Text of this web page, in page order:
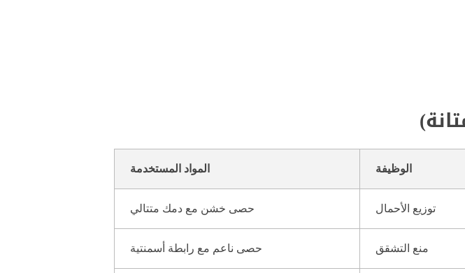
الوظيفة المواد المستخدمة
توزيع الأحمال حصى خشن مع دمك متتالي
منع التشقق حصى ناعم مع رابطة أسمنتية